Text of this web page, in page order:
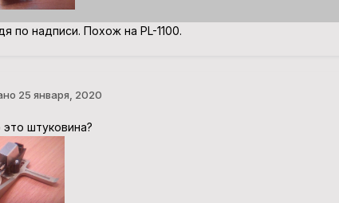
по надписи. Похож на PL-1100.
25 января, 2020
штуковина?